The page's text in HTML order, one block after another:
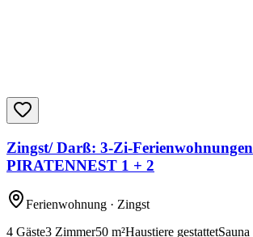
Zingst/ Darß: 3-Zi-Ferienwohnungen
PIRATENNEST 1 + 2
Ferienwohnung · Zingst
4 Gäste3 Zimmer50 m²Haustiere gestattetSauna